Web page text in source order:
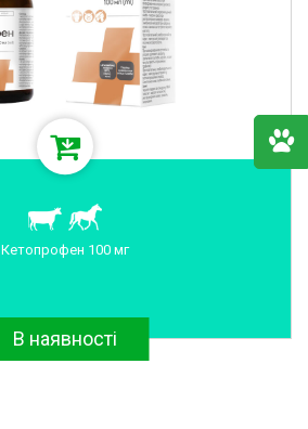
Кетопрофен 100 мг
В наявності